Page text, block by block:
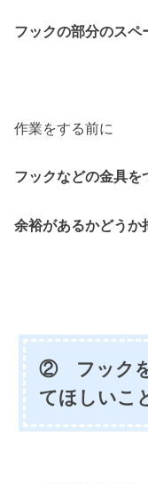
フックの部分のスペ
作業をする前に
フックなどの金具を
余裕があるかどうか
② フック
てほしいこ